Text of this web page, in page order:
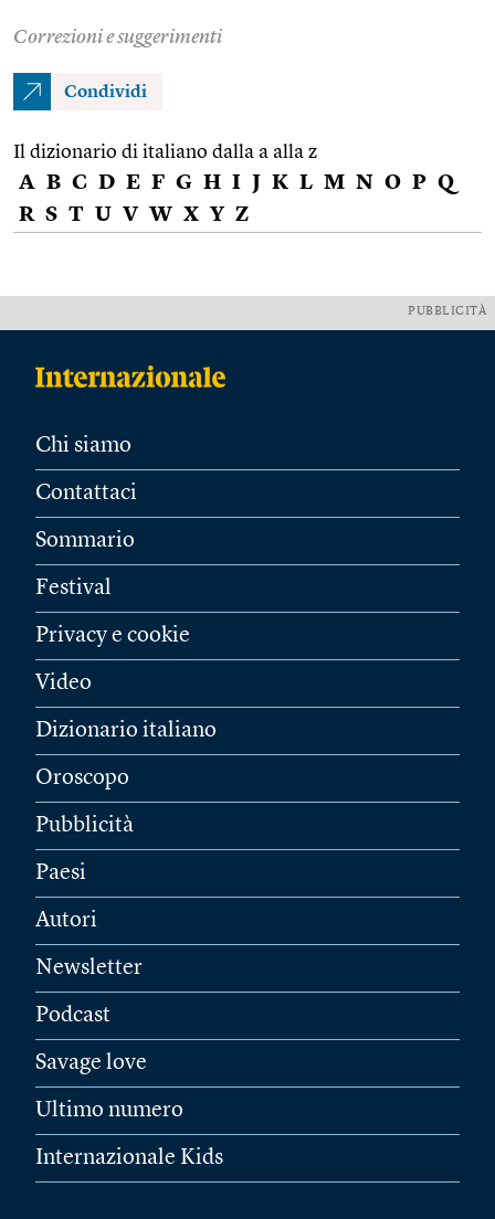
Correzioni e suggerimenti
Condividi
Il dizionario di italiano dalla a alla z
A B C D E F G H I J K L M N O P Q
R S T U V W X Y Z
PUBBLICITÀ
Chi siamo
Contattaci
Sommario
Festival
Privacy e cookie
Video
Dizionario italiano
Oroscopo
Pubblicità
Paesi
Autori
Newsletter
Podcast
Savage love
Ultimo numero
Internazionale Kids